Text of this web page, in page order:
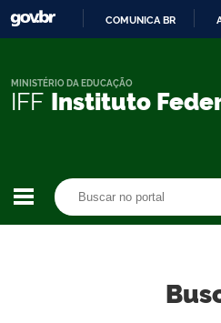
COMUNICA BR
IFF Instituto
MINISTÉRIO DA EDUCAÇÃO